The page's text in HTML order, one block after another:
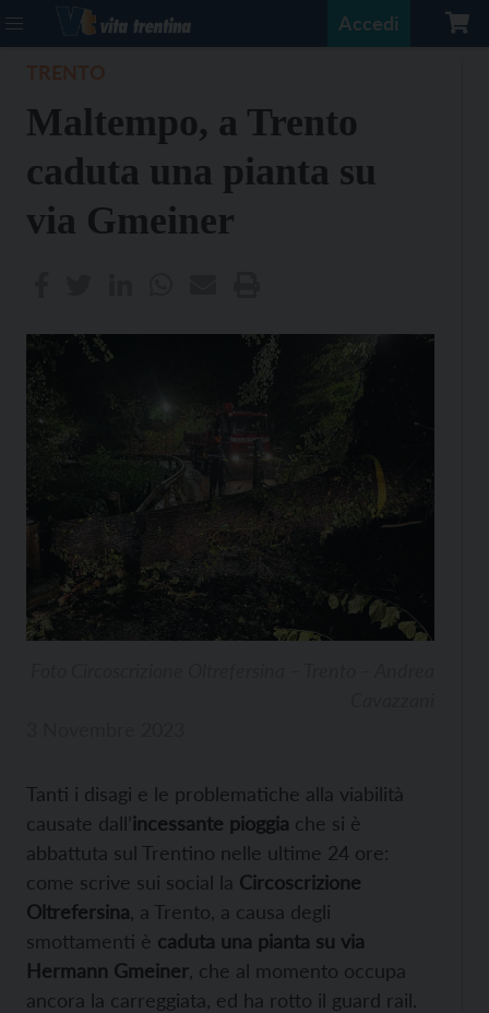
Accedi
Maltempo, a Trento
caduta una pianta su
via Gmeiner
Tanti i disagi e le problematiche alla viabilità
causate dall’incessante pioggia che si è
abbattuta sul Trentino nelle ultime 24 ore:
come scrive sui social la Circoscrizione
Oltrefersina , a Trento, a causa degli
smottamenti è caduta una pianta su via
Hermann Gmeiner , che al momento occupa
ancora la carreggiata, ed ha rotto il guard rail.